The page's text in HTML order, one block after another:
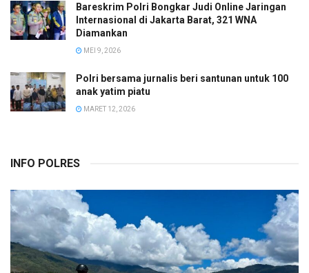
Bareskrim Polri Bongkar Judi Online Jaringan
Internasional di Jakarta Barat, 321 WNA
Diamankan
MEI 9, 2026
Polri bersama jurnalis beri santunan untuk 100
anak yatim piatu
MARET 12, 2026
INFO POLRES